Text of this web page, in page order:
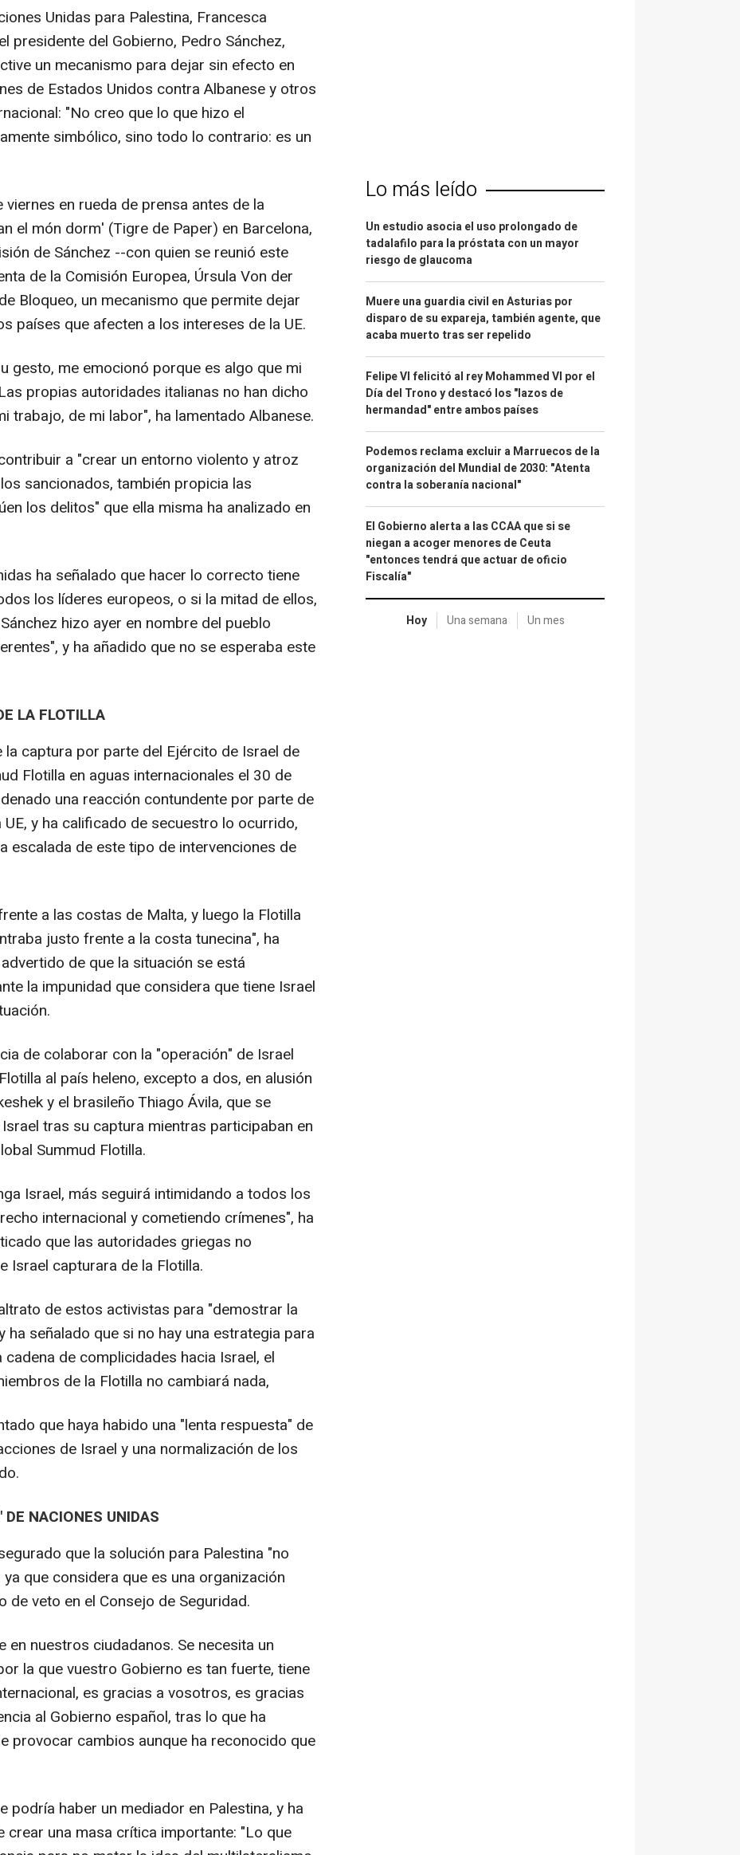
Unidas para Palestina, Francesca
presidente del Gobierno, Pedro Sánchez,
un mecanismo para dejar sin efecto en
de Estados Unidos contra Albanese y otros
"No creo que lo que hizo el
simbólico, sino todo lo contrario: es un
en rueda de prensa antes de la
el món dorm' (Tigre de Paper) en Barcelona,
de Sánchez --con quien se reunió este
de la Comisión Europea, Úrsula Von der
Bloqueo, un mecanismo que permite dejar
países que afecten a los intereses de la UE.
gesto, me emocionó porque es algo que mi
propias autoridades italianas no han dicho
trabajo, de mi labor", ha lamentado Albanese.
a "crear un entorno violento y atroz
sancionados, también propicia las
los delitos" que ella misma ha analizado en
ha señalado que hacer lo correcto tiene
los líderes europeos, o si la mitad de ellos,
hizo ayer en nombre del pueblo
y ha añadido que no se esperaba este
LA FLOTILLA
captura por parte del Ejército de Israel de
Flotilla en aguas internacionales el 30 de
una reacción contundente por parte de
y ha calificado de secuestro lo ocurrido,
escalada de este tipo de intervenciones de
a las costas de Malta, y luego la Flotilla
justo frente a la costa tunecina", ha
de que la situación se está
la impunidad que considera que tiene Israel
de colaborar con la "operación" de Israel
al país heleno, excepto a dos, en alusión
y el brasileño Thiago Ávila, que se
tras su captura mientras participaban en
Summud Flotilla.
Israel, más seguirá intimidando a todos los
internacional y cometiendo crímenes", ha
que las autoridades griegas no
Israel capturara de la Flotilla.
de estos activistas para "demostrar la
ha señalado que si no hay una estrategia para
de complicidades hacia Israel, el
de la Flotilla no cambiará nada,
que haya habido una "lenta respuesta" de
de Israel y una normalización de los
NACIONES UNIDAS
que la solución para Palestina "no
que considera que es una organización
de veto en el Consejo de Seguridad.
en nuestros ciudadanos. Se necesita un
la que vuestro Gobierno es tan fuerte, tiene
es gracias a vosotros, es gracias
al Gobierno español, tras lo que ha
provocar cambios aunque ha reconocido que
podría haber un mediador en Palestina, y ha
crear una masa crítica importante: "Lo que
Lo más leído
Un estudio asocia el uso prolongado de
tadalafilo para la próstata con un mayor
riesgo de glaucoma
Muere una guardia civil en Asturias por
disparo de su expareja, también agente, que
acaba muerto tras ser repelido
Felipe VI felicitó al rey Mohammed VI por el
Día del Trono y destacó los "lazos de
hermandad" entre ambos países
Podemos reclama excluir a Marruecos de la
organización del Mundial de 2030: "Atenta
contra la soberanía nacional"
El Gobierno alerta a las CCAA que si se
niegan a acoger menores de Ceuta
"entonces tendrá que actuar de oficio
Fiscalía"
Hoy Una semana Un mes